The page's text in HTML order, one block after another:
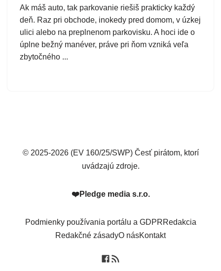
Ak máš auto, tak parkovanie riešiš prakticky každý
deň. Raz pri obchode, inokedy pred domom, v úzkej
ulici alebo na preplnenom parkovisku. A hoci ide o
úplne bežný manéver, práve pri ňom vzniká veľa
zbytočného ...
© 2025-2026 (EV 160/25/SWP) Česť pirátom, ktorí
uvádzajú zdroje.
❤️Pledge media s.r.o.
Podmienky používania portálu a GDPRRedakcia
Redakčné zásadyO násKontakt